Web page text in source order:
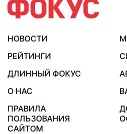
НОВОСТИ
РЕЙТИНГИ
ДЛИННЫЙ ФОКУС
О НАС
ПРАВИЛА
ПОЛЬЗОВАНИЯ
САЙТОМ